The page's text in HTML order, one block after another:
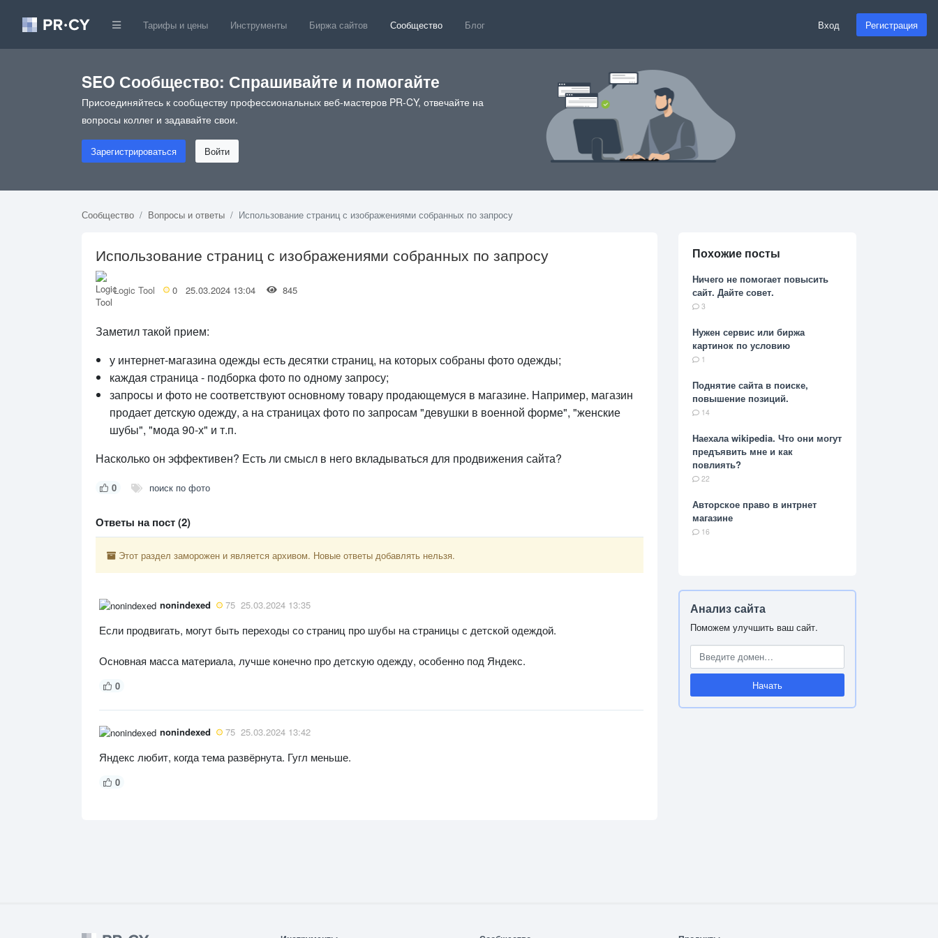
Тарифы и цены Инструменты Биржа сайтов Сообщество Блог Вход Регистрация
SEO Сообщество: Спрашивайте и помогайте
Присоединяйтесь к сообществу профессиональных веб-мастеров PR-CY, отвечайте на
вопросы коллег и задавайте свои.
Зарегистрироваться Войти
Сообщество Вопросы и ответы Использование страниц с изображениями собранных по запросу
Использование страниц с изображениями собранных по запросу
Logic Tool 0 25.03.2024 13:04 845
Заметил такой прием:
у интернет-магазина одежды есть десятки страниц, на которых собраны фото одежды;
каждая страница - подборка фото по одному запросу;
запросы и фото не соответствуют основному товару продающемуся в магазине. Например, магазин
продает детскую одежду, а на страницах фото по запросам "девушки в военной форме", "женские
шубы", "мода 90-х" и т.п.
Насколько он эффективен? Есть ли смысл в него вкладываться для продвижения сайта?
0 поиск по фото
Ответы на пост (2)
Этот раздел заморожен и является архивом. Новые ответы добавлять нельзя.
nonindexed 75 25.03.2024 13:35
Если продвигать, могут быть переходы со страниц про шубы на страницы с детской одеждой.
Основная масса материала, лучше конечно про детскую одежду, особенно под Яндекс.
0
nonindexed 75 25.03.2024 13:42
Яндекс любит, когда тема развёрнута. Гугл меньше.
0
Похожие посты
Ничего не помогает повысить
сайт. Дайте совет.
3
Нужен сервис или биржа
картинок по условию
1
Поднятие сайта в поиске,
повышение позиций.
14
Наехала wikipedia. Что они могут
предъявить мне и как
повлиять?
22
Авторское право в интрнет
магазине
16
Анализ сайта
Поможем улучшить ваш сайт.
Начать